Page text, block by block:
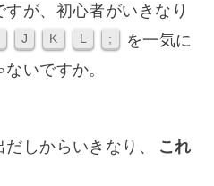
が、初心者がいきなり
J K L ;
を一気に
いですか。
しからいきなり、
これ